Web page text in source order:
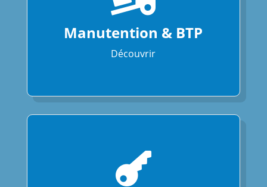
Manutention & BTP
Découvrir
